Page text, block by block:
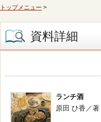
トップメニュー >
資料詳細
ランチ酒
原田 ひ香／